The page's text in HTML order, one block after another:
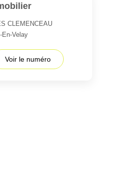
CLEMENCEAU
En-Velay
Voir le numéro